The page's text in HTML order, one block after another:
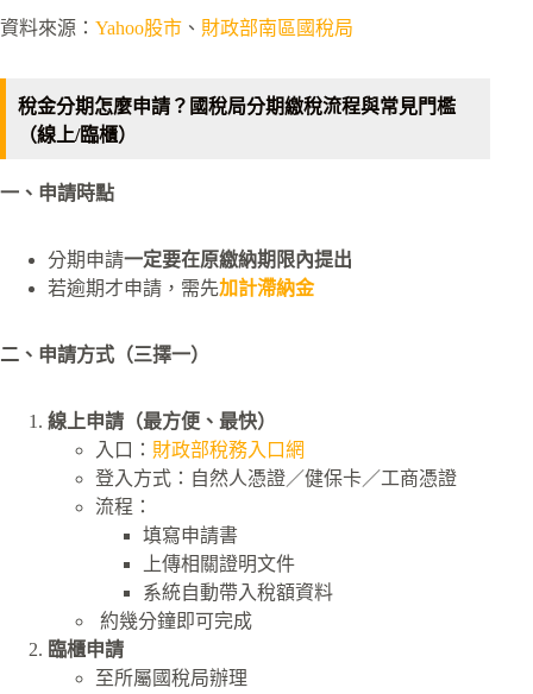
資料來源： Yahoo股市 、 財政部南區國稅局
稅金分期怎麼申請？國稅局分期繳稅流程與常見門檻
（線上/臨櫃）
一、申請時點
分期申請一定要在原繳納期限內提出
若逾期才申請，需先加計滯納金
二、申請方式（三擇一）
線上申請（最方便、最快）
入口： 財政部稅務入口網
登入方式：自然人憑證／健保卡／工商憑證
流程：
填寫申請書
上傳相關證明文件
系統自動帶入稅額資料
約幾分鐘即可完成
臨櫃申請
至所屬國稅局辦理